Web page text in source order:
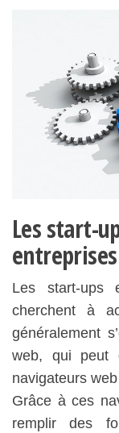
Les start-
entreprises
Les start-ups
cherchent à
généralement
web, qui peut
navigateurs
Grâce à ces
remplir des